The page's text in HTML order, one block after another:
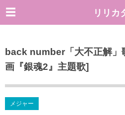
リリカ
back number「大不正解」
画『銀魂2』主題歌]
メジャー